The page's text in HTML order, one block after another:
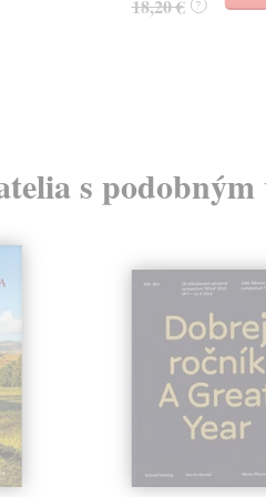
18,20 € ?
s